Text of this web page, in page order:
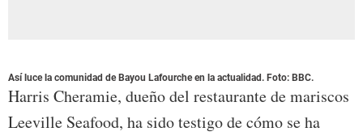
Así luce la comunidad de Bayou Lafourche en la actualidad. Foto: BBC.
Harris Cheramie, dueño del restaurante de mariscos
Leeville Seafood, ha sido testigo de cómo se ha